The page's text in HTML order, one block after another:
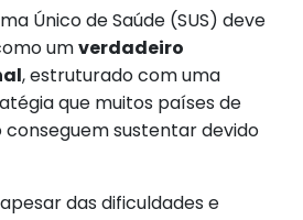
Único de Saúde (SUS) deve
umverdadeiro
, estruturado com uma
que muitos países de
sustentar devido
das dificuldades e